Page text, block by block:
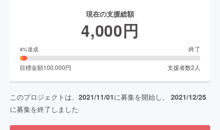
現在の支援総額
4,000円
4%達成 終了
目標金額100,000円 支援者数2 人
このプロジェクトは、 2021/11/01に募集を開始し、 2021/12/25
に募集を終了しました